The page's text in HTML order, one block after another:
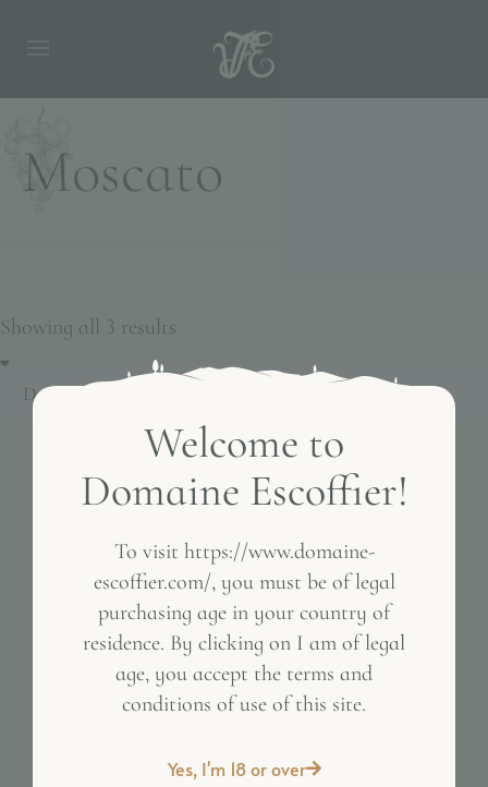
Moscato
Showing all 3 results
Inactive
Welcome to
Domaine Escoffier!
To visit https://www.domaine-
escoffier.com/, you must be of legal
purchasing age in your country of
residence. By clicking on I am of legal
age, you accept the terms and
conditions of use of this site.
Yes, I'm 18 or over